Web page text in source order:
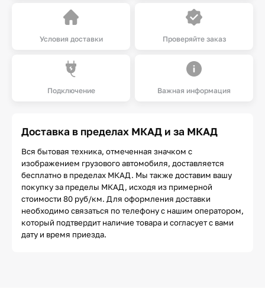
Условия доставки Проверяйте заказ
Подключение Важная информация
Доставка в пределах МКАД и за МКАД
Вся бытовая техника, отмеченная значком с
изображением грузового автомобиля, доставляется
бесплатно в пределах МКАД. Мы также доставим вашу
покупку за пределы МКАД, исходя из примерной
стоимости 80 руб/км. Для оформления доставки
необходимо связаться по телефону с нашим оператором,
который подтвердит наличие товара и согласует с вами
дату и время приезда.